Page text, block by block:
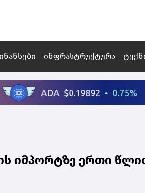
ინფრასტრუქტურა
იმპორტზე ერთი